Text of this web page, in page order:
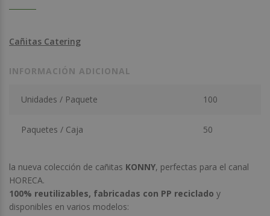
Cañitas Catering
INFORMACIÓN ADICIONAL
Unidades / Paquete 100
Paquetes / Caja 50
la nueva colección de cañitas KONNY, perfectas para el canal
HORECA.
100% reutilizables, fabricadas con PP reciclado y
disponibles en varios modelos: